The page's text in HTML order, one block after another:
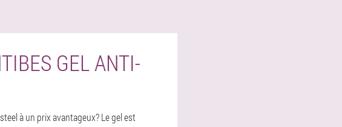
GEL ANTI-
à un prix avantageux? Le gel est